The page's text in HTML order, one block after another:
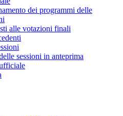
dei programmi delle
alle votazioni finali
sessioni in anteprima